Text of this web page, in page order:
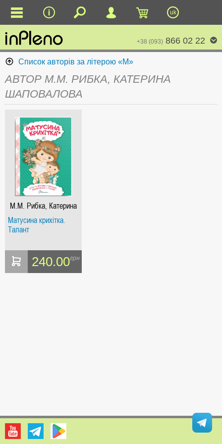
uk
+38 (093) 866 02 22
Список авторів за літерою «М»
АВТОР М.М. РИБКА, КАТЕРИНА
ШАПОВАЛОВА
М.М. Рибка, Катерина
Шаповалова
Матусина крихітка.
Талант
240.00грн